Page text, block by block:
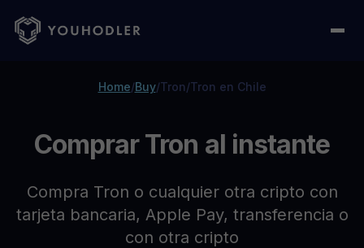
Home/Buy/Tron/Tron en Chile
Comprar Tron al instante
Compra Tron o cualquier otra cripto con
tarjeta bancaria, Apple Pay, transferencia o
con otra cripto